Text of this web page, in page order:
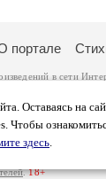
Оставаясь на
Чтобы
здесь.
портале
в сети
только с
более подробную
более
и количество
.18+